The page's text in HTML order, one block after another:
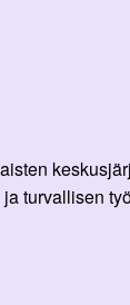
turvallisen